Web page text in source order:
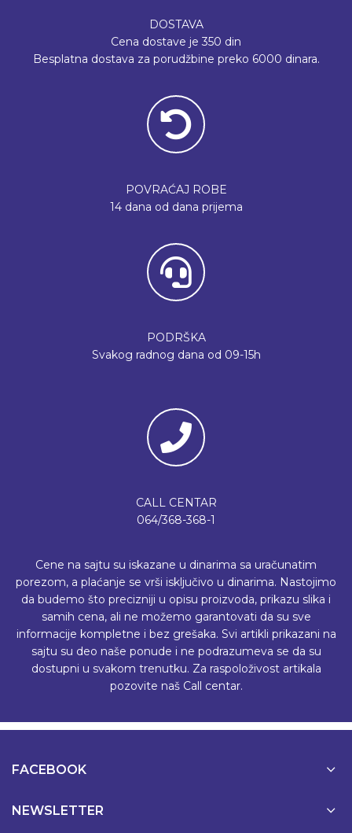
DOSTAVA
Cena dostave je 350 din
Besplatna dostava za porudžbine preko 6000 dinara.
POVRAĆAJ ROBE
14 dana od dana prijema
PODRŠKA
Svakog radnog dana od 09-15h
CALL CENTAR
064/368-368-1
Cene na sajtu su iskazane u dinarima sa uračunatim
porezom, a plaćanje se vrši isključivo u dinarima. Nastojimo
da budemo što precizniji u opisu proizvoda, prikazu slika i
samih cena, ali ne možemo garantovati da su sve
informacije kompletne i bez grešaka. Svi artikli prikazani na
sajtu su deo naše ponude i ne podrazumeva se da su
dostupni u svakom trenutku. Za raspoloživost artikala
pozovite naš Call centar.
FACEBOOK
NEWSLETTER